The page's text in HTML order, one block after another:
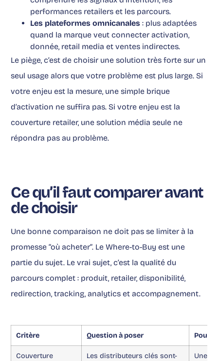
performances retailers et les parcours.
Les plateformes omnicanales : plus adaptées
quand la marque veut connecter activation,
donnée, retail media et ventes indirectes.
Le piège, c’est de choisir une solution très forte sur un
seul usage alors que votre problème est plus large. Si
votre enjeu est la mesure, une simple brique
d’activation ne suffira pas. Si votre enjeu est la
couverture retailer, une solution média seule ne
répondra pas au problème.
Ce qu’il faut comparer avant
de choisir
Une bonne comparaison ne doit pas se limiter à la
promesse “où acheter”. Le Where-to-Buy est une
partie du sujet. Le vrai sujet, c’est la qualité du
parcours complet : produit, retailer, disponibilité,
redirection, tracking, analytics et accompagnement.
Critère Question à poser
Couverture
Les distributeurs clés sont-
Une